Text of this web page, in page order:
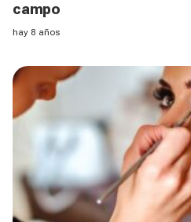
campo
hay 8 años